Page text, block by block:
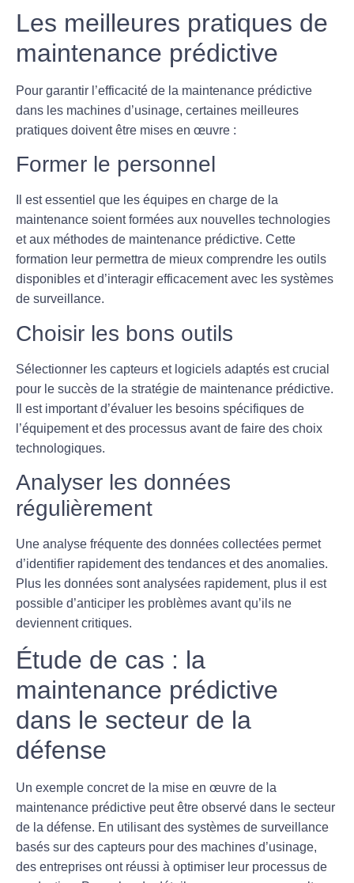
Les meilleures pratiques de
maintenance prédictive
Pour garantir l’efficacité de la maintenance prédictive
dans les machines d’usinage, certaines meilleures
pratiques doivent être mises en œuvre :
Former le personnel
Il est essentiel que les équipes en charge de la
maintenance soient formées aux nouvelles technologies
et aux méthodes de maintenance prédictive. Cette
formation leur permettra de mieux comprendre les outils
disponibles et d’interagir efficacement avec les systèmes
de surveillance.
Choisir les bons outils
Sélectionner les capteurs et logiciels adaptés est crucial
pour le succès de la stratégie de maintenance prédictive.
Il est important d’évaluer les besoins spécifiques de
l’équipement et des processus avant de faire des choix
technologiques.
Analyser les données
régulièrement
Une analyse fréquente des données collectées permet
d’identifier rapidement des tendances et des anomalies.
Plus les données sont analysées rapidement, plus il est
possible d’anticiper les problèmes avant qu’ils ne
deviennent critiques.
Étude de cas : la
maintenance prédictive
dans le secteur de la
défense
Un exemple concret de la mise en œuvre de la
maintenance prédictive peut être observé dans le secteur
de la défense. En utilisant des systèmes de surveillance
basés sur des capteurs pour des machines d’usinage,
des entreprises ont réussi à optimiser leur processus de